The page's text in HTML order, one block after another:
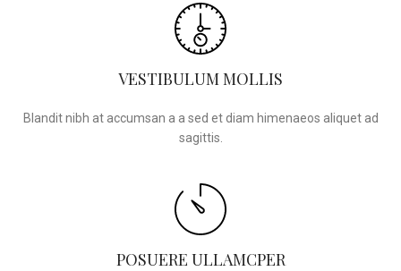
VESTIBULUM MOLLIS
Blandit nibh at accumsan a a sed et diam himenaeos aliquet ad
sagittis.
POSUERE ULLAMCPER